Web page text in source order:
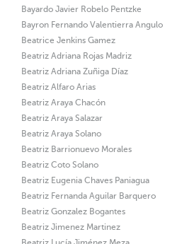
Bayardo Javier Robelo Pentzke
Bayron Fernando Valentierra Angulo
Beatrice Jenkins Gamez
Beatriz Adriana Rojas Madriz
Beatriz Adriana Zuñiga Díaz
Beatriz Alfaro Arias
Beatriz Araya Chacón
Beatriz Araya Salazar
Beatriz Araya Solano
Beatriz Barrionuevo Morales
Beatriz Coto Solano
Beatriz Eugenia Chaves Paniagua
Beatriz Fernanda Aguilar Barquero
Beatriz Gonzalez Bogantes
Beatriz Jimenez Martinez